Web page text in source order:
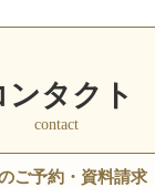
ンタクト
contact
ご予約・資料請求